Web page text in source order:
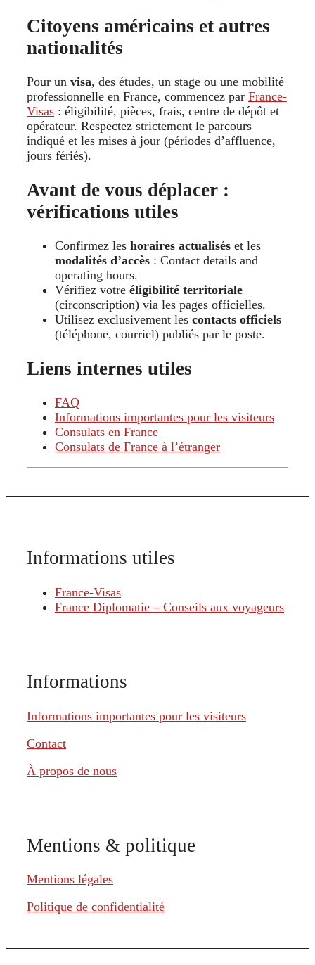
Citoyens américains et autres
nationalités
Pour un visa, des études, un stage ou une mobilité
professionnelle en France, commencez par France-
Visas : éligibilité, pièces, frais, centre de dépôt et
opérateur. Respectez strictement le parcours
indiqué et les mises à jour (périodes d’affluence,
jours fériés).
Avant de vous déplacer :
vérifications utiles
Confirmez les horaires actualisés et les
modalités d’accès : Contact details and
operating hours.
Vérifiez votre éligibilité territoriale
(circonscription) via les pages officielles.
Utilisez exclusivement les contacts officiels
(téléphone, courriel) publiés par le poste.
Liens internes utiles
FAQ
Informations importantes pour les visiteurs
Consulats en France
Consulats de France à l’étranger
Informations utiles
France-Visas
France Diplomatie – Conseils aux voyageurs
Informations
Informations importantes pour les visiteurs
Contact
À propos de nous
Mentions & politique
Mentions légales
Politique de confidentialité